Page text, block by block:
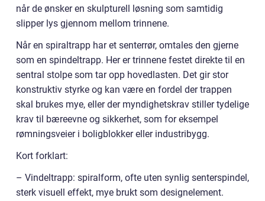
når de ønsker en skulpturell løsning som samtidig
slipper lys gjennom mellom trinnene.
Når en spiraltrapp har et senterrør, omtales den gjerne
som en spindeltrapp. Her er trinnene festet direkte til en
sentral stolpe som tar opp hovedlasten. Det gir stor
konstruktiv styrke og kan være en fordel der trappen
skal brukes mye, eller der myndighetskrav stiller tydelige
krav til bæreevne og sikkerhet, som for eksempel
rømningsveier i boligblokker eller industribygg.
Kort forklart:
– Vindeltrapp: spiralform, ofte uten synlig senterspindel,
sterk visuell effekt, mye brukt som designelement.